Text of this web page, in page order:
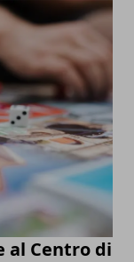
al Centro di